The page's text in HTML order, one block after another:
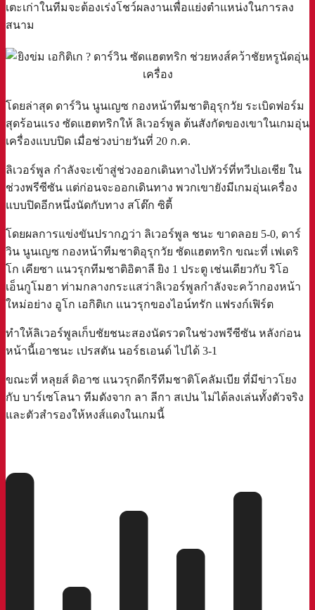
เตะเก่าในทีมจะต้องเร่งโชว์ผลงานเพื่อแย่งตำแหน่งในการลง
สนาม
โดยล่าสุด ดาร์วิน นูนเญซ กองหน้าทีมชาติอุรุกวัย ระเบิดฟอร์ม
สุดร้อนแรง ซัดแฮตทริกให้ ลิเวอร์พูล ต้นสังกัดของเขาในเกมอุ่น
เครื่องแบบปิด เมื่อช่วงบ่ายวันที่ 20 ก.ค.
ลิเวอร์พูล กำลังจะเข้าสู่ช่วงออกเดินทางไปทัวร์ที่ทวีปเอเชีย ใน
ช่วงพรีซีซัน แต่ก่อนจะออกเดินทาง พวกเขายังมีเกมอุ่นเครื่อง
แบบปิดอีกหนึ่งนัดกับทาง สโต๊ก ซิตี้
โดยผลการแข่งขันปรากฎว่า ลิเวอร์พูล ชนะ ขาดลอย 5-0, ดาร์
วิน นูนเญซ กองหน้าทีมชาติอุรุกวัย ซัดแฮตทริก ขณะที่ เฟเดริ
โก เคียซา แนวรุกทีมชาติอิตาลี ยิง 1 ประตู เช่นเดียวกับ ริโอ
เอ็นกูโมฮา ท่ามกลางกระแสว่าลิเวอร์พูลกำลังจะคว้ากองหน้า
ใหม่อย่าง อูโก เอกิติเก แนวรุกของไอน์ทรัก แฟรงก์เฟิร์ต
ทำให้ลิเวอร์พูลเก็บชัยชนะสองนัดรวดในช่วงพรีซีซัน หลังก่อน
หน้านี้เอาชนะ เปรสตัน นอร์ธเอนด์ ไปได้ 3-1
ขณะที่ หลุยส์ ดิอาซ แนวรุกดีกรีทีมชาติโคลัมเบีย ที่มีข่าวโยง
กับ บาร์เซโลนา ทีมดังจาก ลา ลีกา สเปน ไม่ได้ลงเล่นทั้งตัวจริง
และตัวสำรองให้หงส์แดงในเกมนี้